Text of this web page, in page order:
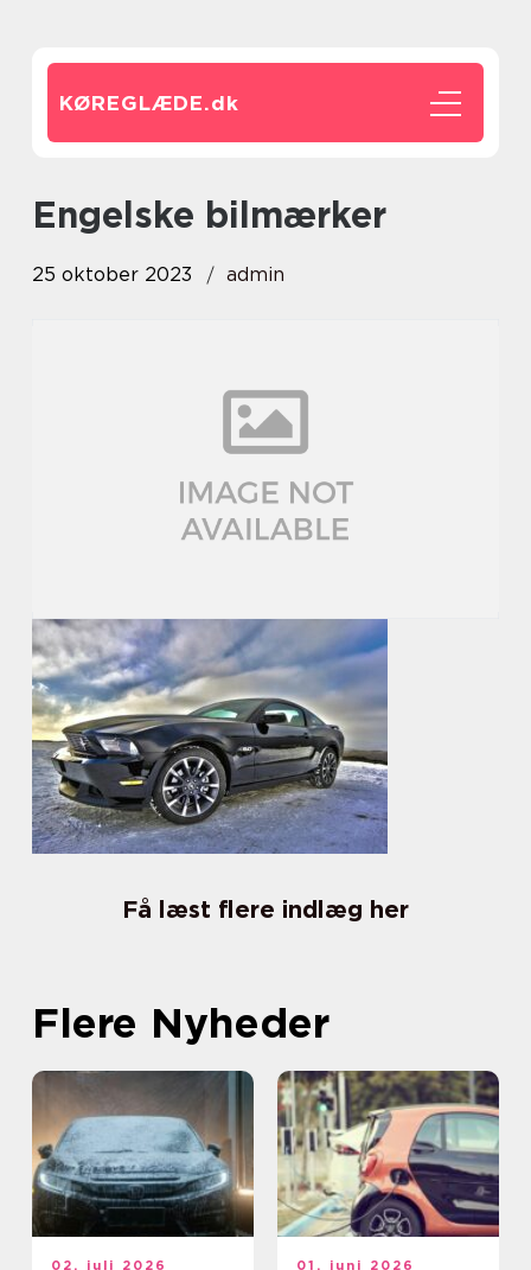
KØREGLÆDE.dk
engelske bilmærker
25 oktober 2023 admin
Få læst flere indlæg her
Flere Nyheder
02. juli 2026 01. juni 2026